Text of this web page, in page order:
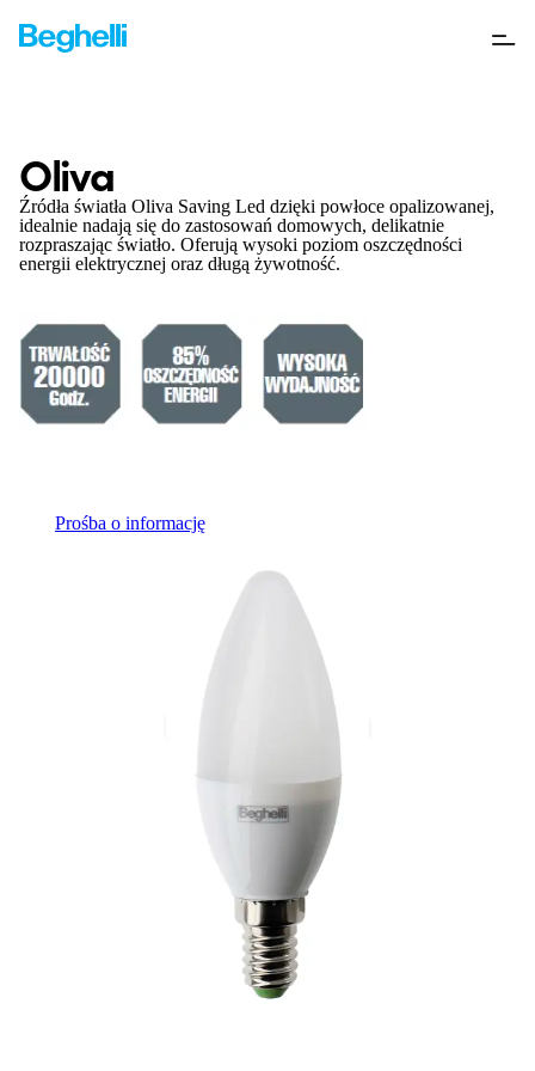
Oliva
Źródła światła Oliva Saving Led dzięki powłoce opalizowanej,
idealnie nadają się do zastosowań domowych, delikatnie
rozpraszając światło. Oferują wysoki poziom oszczędności
energii elektrycznej oraz długą żywotność.
Prośba o informację